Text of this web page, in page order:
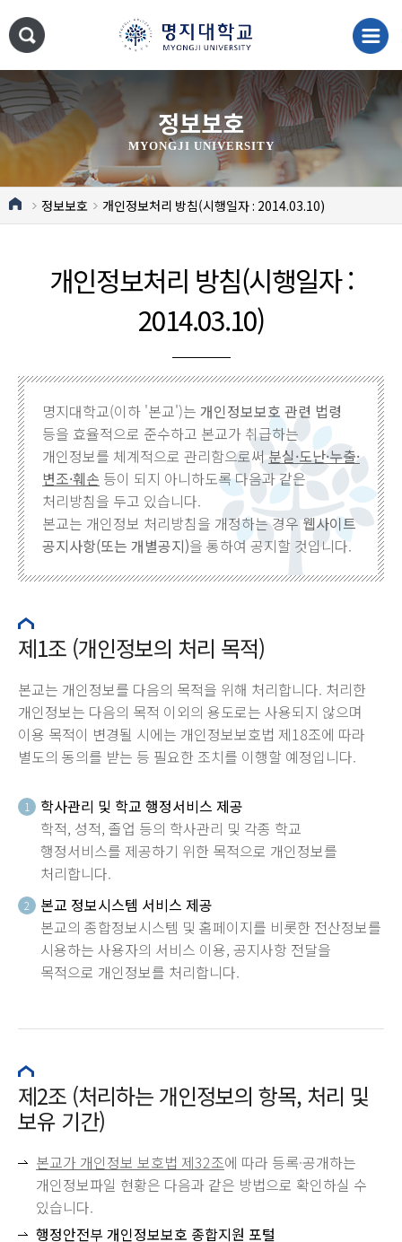
정보보호
MYONGJI UNIVERSITY
정보보호 개인정보처리 방침(시행일자 : 2014.03.10)
개인정보처리 방침(시행일자 :
2014.03.10)
명지대학교(이하 '본교')는 개인정보보호 관련 법령
등을 효율적으로 준수하고 본교가 취급하는
개인정보를 체계적으로 관리함으로써분실·도난·누출·
변조·훼손 등이 되지 아니하도록 다음과 같은
처리방침을 두고 있습니다.
본교는 개인정보 처리방침을 개정하는 경우웹사이트
공지사항(또는 개별공지)을 통하여 공지할 것입니다.
제1조 (개인정보의 처리 목적)
본교는 개인정보를 다음의 목적을 위해 처리합니다. 처리한
개인정보는 다음의 목적 이외의 용도로는 사용되지 않으며
이용 목적이 변경될 시에는 개인정보보호법 제18조에 따라
별도의 동의를 받는 등 필요한 조치를 이행할 예정입니다.
1
학사관리 및 학교 행정서비스 제공
학적, 성적, 졸업 등의 학사관리 및 각종 학교
행정서비스를 제공하기 위한 목적으로 개인정보를
처리합니다.
2
본교 정보시스템 서비스 제공
본교의 종합정보시스템 및 홈페이지를 비롯한 전산정보를
시용하는 사용자의 서비스 이용, 공지사항 전달을
목적으로 개인정보를 처리합니다.
제2조 (처리하는 개인정보의 항목, 처리 및
보유 기간)
본교가 개인정보 보호법 제32조에 따라 등록·공개하는
개인정보파일 현황은 다음과 같은 방법으로 확인하실 수
있습니다.
행정안전부 개인정보보호 종합지원 포털